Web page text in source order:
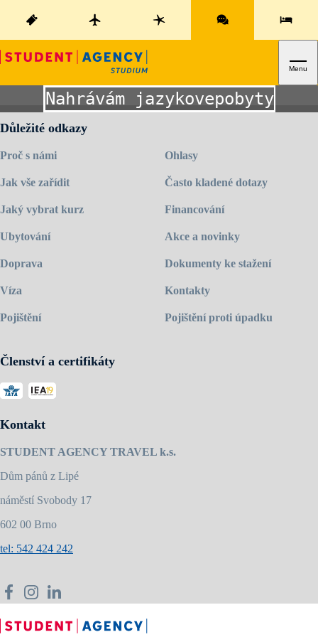
Menu
Nahrávám jazykovepobyty.cz
Důležité odkazy
Proč s námi
Jak vše zařídit
Jaký vybrat kurz
Ubytování
Doprava
Víza
Pojištění
Ohlasy
Často kladené dotazy
Financování
Akce a novinky
Dokumenty ke stažení
Kontakty
Pojištění proti úpadku
Členství a certifikáty
Kontakt
STUDENT AGENCY TRAVEL k.s.
Dům pánů z Lipé
náměstí Svobody 17
602 00 Brno
tel: 542 424 242